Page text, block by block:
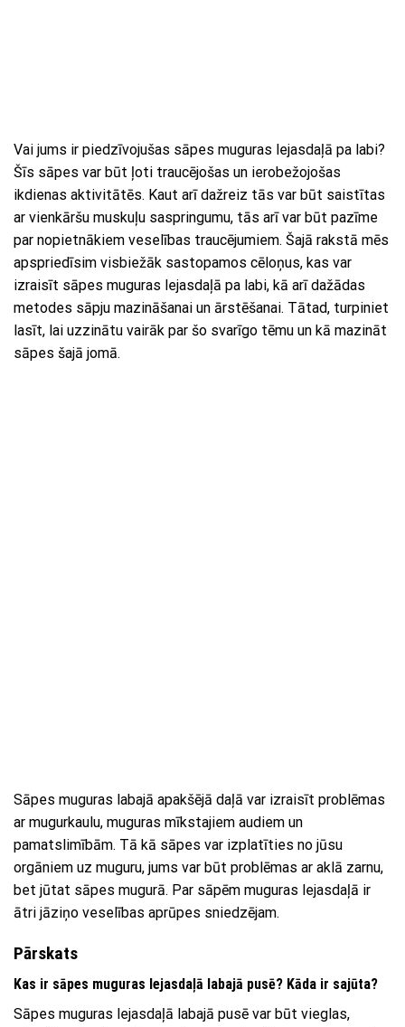
Vai jums ir piedzīvojušas sāpes muguras lejasdaļā pa labi?
Šīs sāpes var būt ļoti traucējošas un ierobežojošas
ikdienas aktivitātēs. Kaut arī dažreiz tās var būt saistītas
ar vienkāršu muskuļu saspringumu, tās arī var būt pazīme
par nopietnākiem veselības traucējumiem. Šajā rakstā mēs
apspriedīsim visbiežāk sastopamos cēloņus, kas var
izraisīt sāpes muguras lejasdaļā pa labi, kā arī dažādas
metodes sāpju mazināšanai un ārstēšanai. Tātad, turpiniet
lasīt, lai uzzinātu vairāk par šo svarīgo tēmu un kā mazināt
sāpes šajā jomā.
Sāpes muguras labajā apakšējā daļā var izraisīt problēmas
ar mugurkaulu, muguras mīkstajiem audiem un
pamatslimībām. Tā kā sāpes var izplatīties no jūsu
orgāniem uz muguru, jums var būt problēmas ar aklā zarnu,
bet jūtat sāpes mugurā. Par sāpēm muguras lejasdaļā ir
ātri jāziņo veselības aprūpes sniedzējam.
Pārskats
Kas ir sāpes muguras lejasdaļā labajā pusē? Kāda ir sajūta?
Sāpes muguras lejasdaļā labajā pusē var būt vieglas,